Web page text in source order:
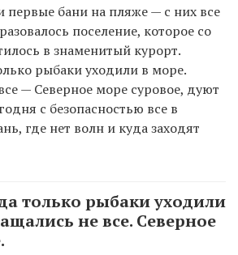
первые бани на пляже — с них все
поселение, которое со
в знаменитый курорт.
рыбаки уходили в море.
— Северное море суровое, дуют
с безопасностью все в
где нет волн и куда заходят
только рыбаки уходили
не все. Северное